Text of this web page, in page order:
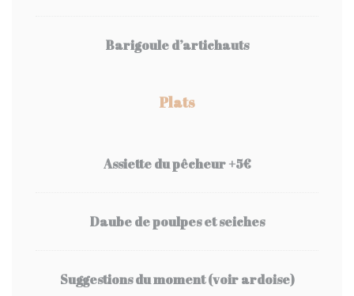
Barigoule d’artichauts
Plats
Assiette du pêcheur +5€
Daube de poulpes et seiches
Suggestions du moment (voir ardoise)